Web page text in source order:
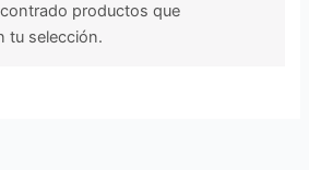
productos que
tu selección.